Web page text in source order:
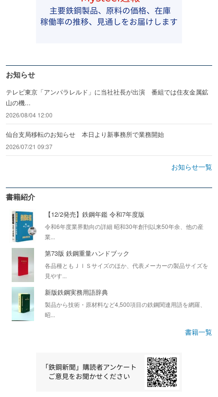
お知らせ
テレビ東京「アンパラレルド」に当社社長が出演 番組では住友金属鉱
山の機...
2026/08/04 12:00
仙台支局移転のお知らせ 本日より新事務所で業務開始
2026/07/21 09:37
お知らせ一覧
書籍紹介
【12/2発売】鉄鋼年鑑 令和7年度版
令和6年度業界動向の詳細 昭和30年創刊以来50年余、他の産
業...
第73版 鉄鋼重量ハンドブック
各品種ともＪＩＳサイズのほか、代表メーカーの製品サイズを
見やす...
新版鉄鋼実務用語辞典
製品から技術・原材料など4,500項目の鉄鋼関連用語を網羅、
昭...
書籍一覧